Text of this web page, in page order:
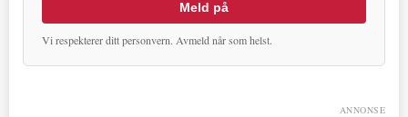
Meld på
Vi respekterer ditt personvern. Avmeld når som helst.
ANNONSE